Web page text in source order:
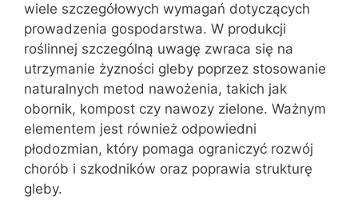
wiele szczegółowych wymagań dotyczących
prowadzenia gospodarstwa. W produkcji
roślinnej szczególną uwagę zwraca się na
utrzymanie żyzności gleby poprzez stosowanie
naturalnych metod nawożenia, takich jak
obornik, kompost czy nawozy zielone. Ważnym
elementem jest również odpowiedni
płodozmian, który pomaga ograniczyć rozwój
chorób i szkodników oraz poprawia strukturę
gleby.